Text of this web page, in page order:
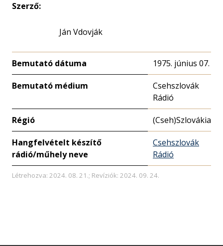
Szerző:
Ján Vdovják
Bemutató dátuma 1975. június 07.
Bemutató médium
Csehszlovák
Rádió
Régió (Cseh)Szlovákia
Hangfelvételt készítő
rádió/műhely neve
Csehszlovák
Rádió
Létrehozva: 2024. 08. 21.; Revíziók: 2024. 09. 24.